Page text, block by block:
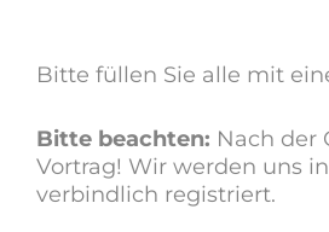
Bitte füllen Sie alle mit
Bitte beachten: Nach der
Vortrag! Wir werden uns
verbindlich registriert.